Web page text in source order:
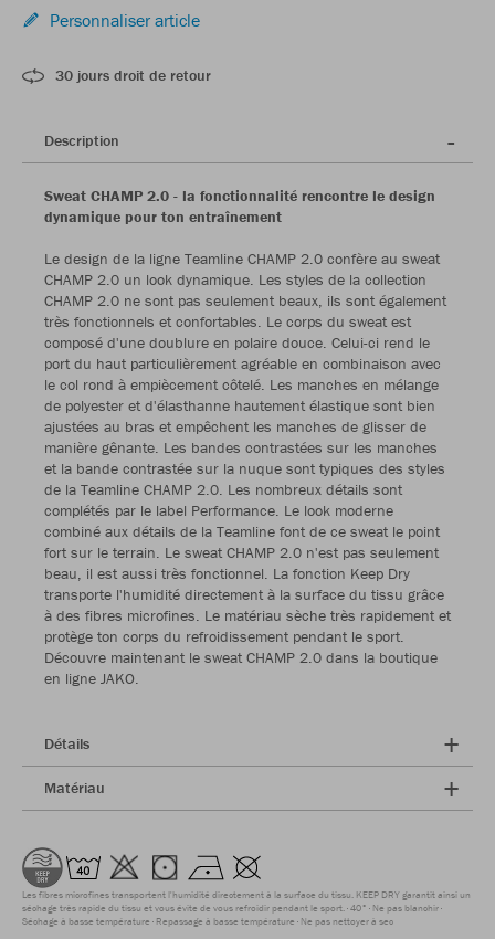
Personnaliser article
30 jours droit de retour
Description
Sweat CHAMP 2.0 - la fonctionnalité rencontre le design
dynamique pour ton entraînement
Le design de la ligne Teamline CHAMP 2.0 confère au sweat
CHAMP 2.0 un look dynamique. Les styles de la collection
CHAMP 2.0 ne sont pas seulement beaux, ils sont également
très fonctionnels et confortables. Le corps du sweat est
composé d'une doublure en polaire douce. Celui-ci rend le
port du haut particulièrement agréable en combinaison avec
le col rond à empiècement côtelé. Les manches en mélange
de polyester et d'élasthanne hautement élastique sont bien
ajustées au bras et empêchent les manches de glisser de
manière gênante. Les bandes contrastées sur les manches
et la bande contrastée sur la nuque sont typiques des styles
de la Teamline CHAMP 2.0. Les nombreux détails sont
complétés par le label Performance. Le look moderne
combiné aux détails de la Teamline font de ce sweat le point
fort sur le terrain. Le sweat CHAMP 2.0 n'est pas seulement
beau, il est aussi très fonctionnel. La fonction Keep Dry
transporte l'humidité directement à la surface du tissu grâce
à des fibres microfines. Le matériau sèche très rapidement et
protège ton corps du refroidissement pendant le sport.
Découvre maintenant le sweat CHAMP 2.0 dans la boutique
en ligne JAKO.
Détails
Matériau
Les fibres microfines transportent l'humidité directement à la surface du tissu. KEEP DRY garantit ainsi un
séchage très rapide du tissu et vous évite de vous refroidir pendant le sport. 40° Ne pas blanchir
Séchage à basse température Repassage à basse température Ne pas nettoyer à sec